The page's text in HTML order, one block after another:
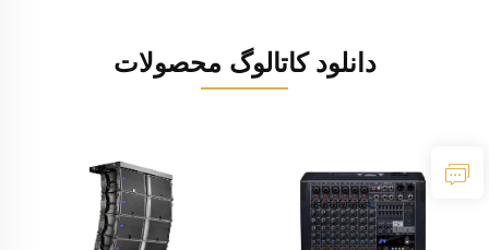
دانلود کاتالوگ محصولات